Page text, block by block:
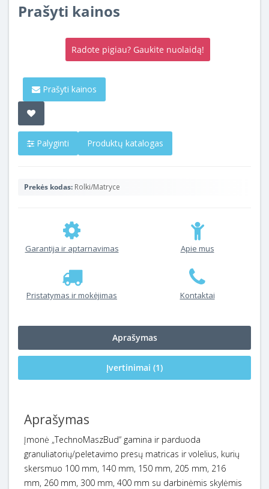
Prašyti kainos
Radote pigiau? Gaukite nuolaidą!
Prašyti kainos
Palyginti Produktų katalogas
Prekės kodas: Rolki/Matryce
Garantija ir aptarnavimas Apie mus
Pristatymas ir mokėjimas Kontaktai
Aprašymas
Įvertinimai (1)
Aprašymas
Įmonė „TechnoMaszBud“ gamina ir parduoda
granuliatorių/peletavimo presų matricas ir volelius, kurių
skersmuo 100 mm, 140 mm, 150 mm, 205 mm, 216
mm, 260 mm, 300 mm, 400 mm su darbinėmis skylėmis